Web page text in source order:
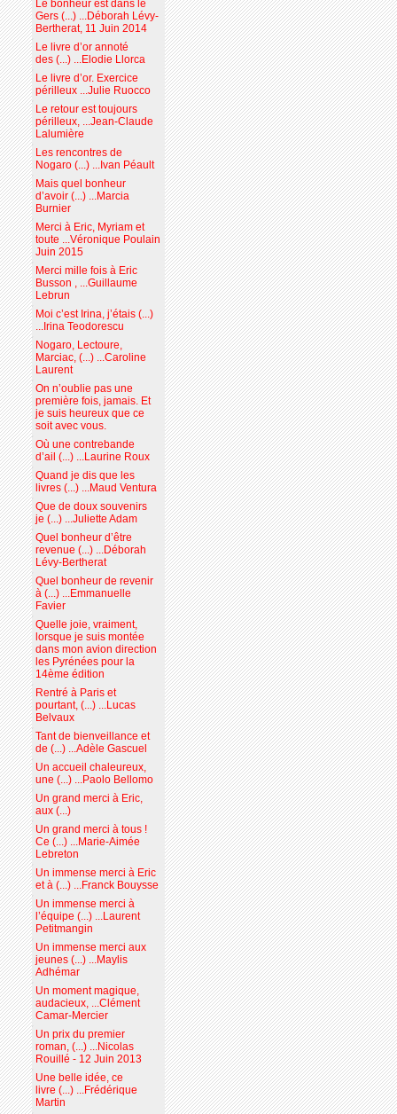
Le bonheur est dans le
Gers (...) ...Déborah Lévy-
Bertherat, 11 Juin 2014
Le livre d’or annoté
des (...) ...Elodie Llorca
Le livre d’or. Exercice
périlleux ...Julie Ruocco
Le retour est toujours
périlleux, ...Jean-Claude
Lalumière
Les rencontres de
Nogaro (...) ...Ivan Péault
Mais quel bonheur
d’avoir (...) ...Marcia
Burnier
Merci à Eric, Myriam et
toute ...Véronique Poulain
Juin 2015
Merci mille fois à Eric
Busson , ...Guillaume
Lebrun
Moi c’est Irina, j’étais (...)
...Irina Teodorescu
Nogaro, Lectoure,
Marciac, (...) ...Caroline
Laurent
On n’oublie pas une
première fois, jamais. Et
je suis heureux que ce
soit avec vous.
Où une contrebande
d’ail (...) ...Laurine Roux
Quand je dis que les
livres (...) ...Maud Ventura
Que de doux souvenirs
je (...) ...Juliette Adam
Quel bonheur d’être
revenue (...) ...Déborah
Lévy-Bertherat
Quel bonheur de revenir
à (...) ...Emmanuelle
Favier
Quelle joie, vraiment,
lorsque je suis montée
dans mon avion direction
les Pyrénées pour la
14ème édition
Rentré à Paris et
pourtant, (...) ...Lucas
Belvaux
Tant de bienveillance et
de (...) ...Adèle Gascuel
Un accueil chaleureux,
une (...) ...Paolo Bellomo
Un grand merci à Eric,
aux (...)
Un grand merci à tous !
Ce (...) ...Marie-Aimée
Lebreton
Un immense merci à Eric
et à (...) ...Franck Bouysse
Un immense merci à
l’équipe (...) ...Laurent
Petitmangin
Un immense merci aux
jeunes (...) ...Maylis
Adhémar
Un moment magique,
audacieux, ...Clément
Camar-Mercier
Un prix du premier
roman, (...) ...Nicolas
Rouillé - 12 Juin 2013
Une belle idée, ce
livre (...) ...Frédérique
Martin